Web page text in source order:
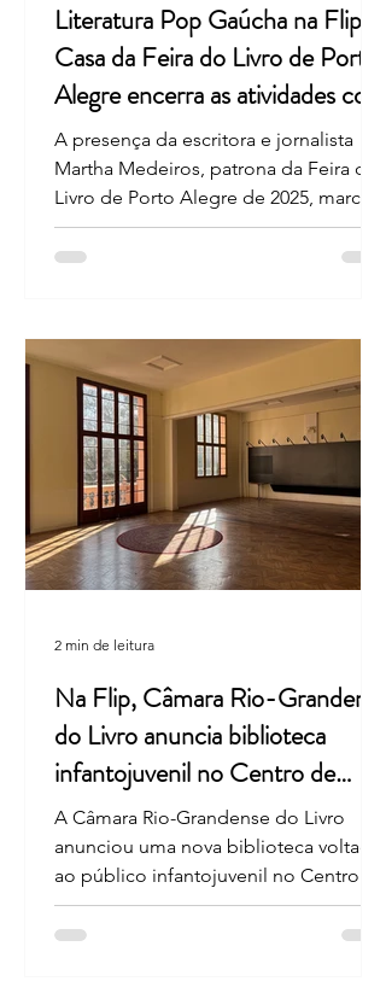
Literatura Pop Gaúcha na Flip:
Casa da Feira do Livro de Porto
Alegre encerra as atividades com
painel de Martha Medeiros
A presença da escritora e jornalista
Martha Medeiros, patrona da Feira do
Livro de Porto Alegre de 2025, marcou
um dos momentos de maior destaque
da programação da Casa da Feira do
das escritoras Cláudia Tajes e Paula
Taitelbaum, ela participou do painel
"Cronistas, romancistas e poetas: a
literatura pop do RS em destaque",
que reuniu um grande público e
promoveu uma reflexão sobre a força
da pro
Na Flip, Câmara Rio-Grandense
do Livro anuncia biblioteca
infantojuvenil no Centro de
Porto Alegre
A Câmara Rio-Grandense do Livro
anunciou uma nova biblioteca voltada
ao público infantojuvenil no Centro
Histórico da Capital. A novidade será
apresentada na Casa da Feira do Livro
2 min de leitura